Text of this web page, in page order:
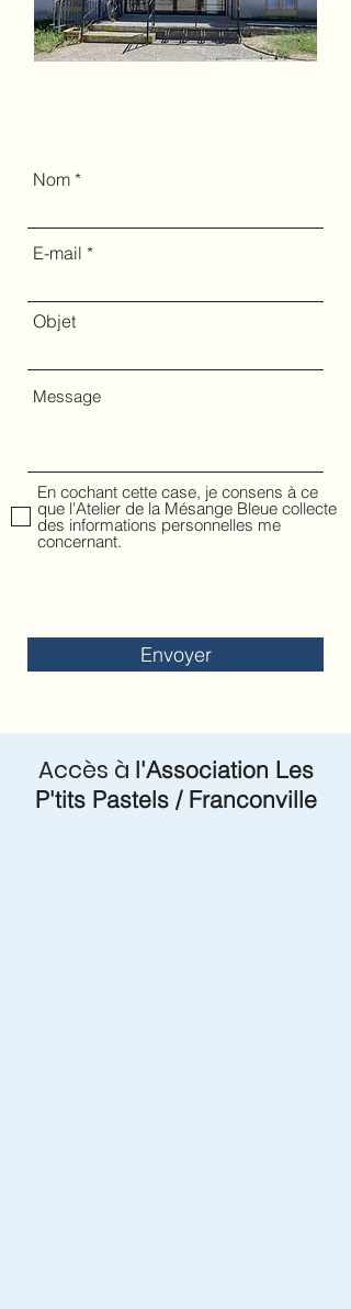
Nom
E-mail
Objet
Message
En cochant cette case, je consens à ce
que l'Atelier de la Mésange Bleue collecte
des informations personnelles me
concernant.
Envoyer
Accès à l'Association Les
P'tits Pastels / Franconville